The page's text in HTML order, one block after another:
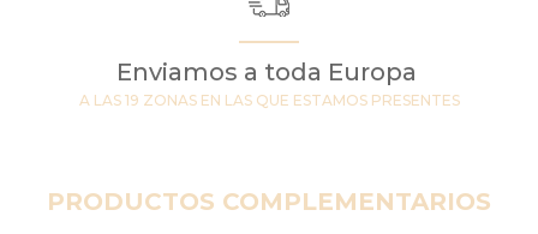
Enviamos a toda Europa
A LAS 19 ZONAS EN LAS QUE ESTAMOS PRESENTES
PRODUCTOS COMPLEMENTARIOS